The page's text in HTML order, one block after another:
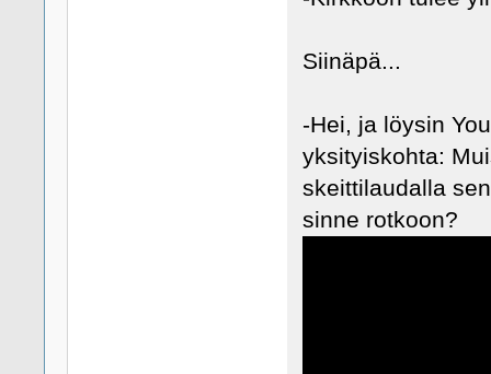
Siinäpä...
-Hei, ja löysin
yksityiskohta:
skeittilaudalla
sinne rotkoon?